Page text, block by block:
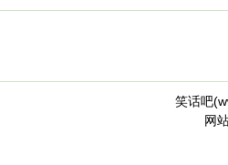
笑话吧(
网